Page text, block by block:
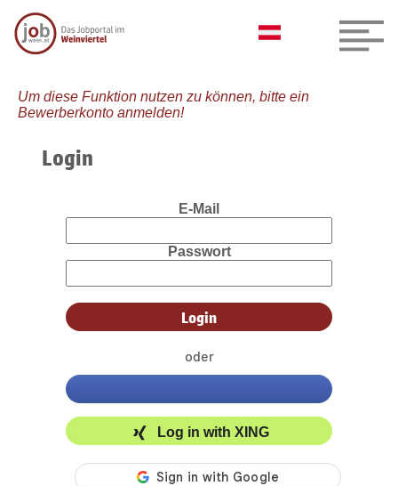
Um diese Funktion nutzen zu können, bitte ein
Bewerberkonto anmelden!
Login
E-Mail
Passwort
oder
Log in with XING